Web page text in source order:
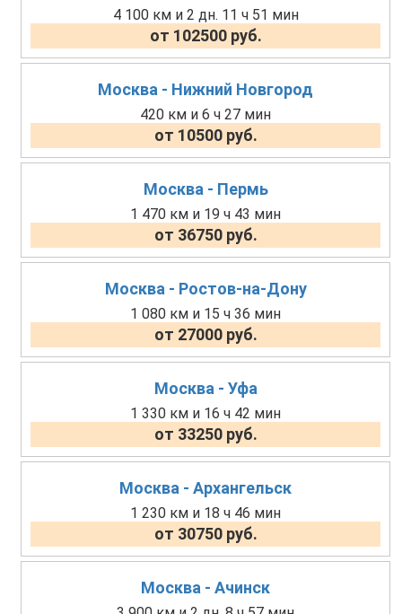
4 100 км и 2 дн. 11 ч 51 мин
от 102500 руб.
Москва - Нижний Новгород
420 км и 6 ч 27 мин
от 10500 руб.
Москва - Пермь
1 470 км и 19 ч 43 мин
от 36750 руб.
Москва - Ростов-на-Дону
1 080 км и 15 ч 36 мин
от 27000 руб.
Москва - Уфа
1 330 км и 16 ч 42 мин
от 33250 руб.
Москва - Архангельск
1 230 км и 18 ч 46 мин
от 30750 руб.
Москва - Ачинск